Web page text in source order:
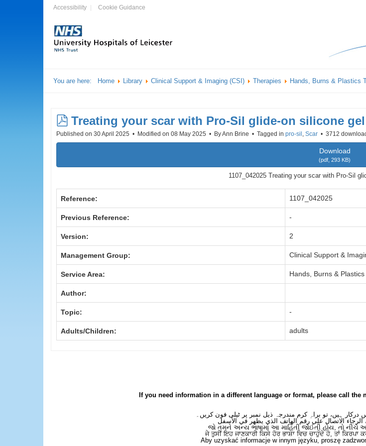
Accessibility Cookie Guidance
You are here: Home Library Clinical Support & Imaging (CSI) Therapies Hands, Burns & Plastics
pdf
Treating your scar with Pro-Sil glide-on silicone
Published on 30 April 2025 Modified on 08 May 2025 ByAnn Brine Tagged in pro-sil , Scar 3712
Download
(pdf, 293 KB)
1107_042025 Treating your scar with Pro-Sil
Reference: 1107_042025
Previous Reference: -
Version: 2
Management Group: Clinical Support &
Service Area: Hands, Burns &
Author:
Topic: -
Adults/Children: adults
If you need information in a different language or format, please call the
ہیں، تو براہِ کرم مندرجہ ذیل نمبر پر ٹیلی فون کریں۔
الاتصال على رقم الهاتف الذي يظهر في الأسفل
જો તમને અન્ય ભાષામાં આ માહિતી જોઈતી હોય, તો નીચે
ਜੇ ਤੁਸੀਂ ਇਹ ਜਾਣਕਾਰੀ ਕਿਸੇ ਹੋਰ ਭਾਸ਼ਾ ਵਿਚ ਚਾਹੁੰਦੇ ਹੋ, ਤਾਂ ਕਿਰਪਾ
Aby uzyskać informacje w innym języku, proszę